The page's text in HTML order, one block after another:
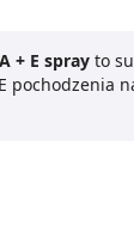
+ E spray to
pochodzenia
są istotne dla
komórki
witaminą A i E